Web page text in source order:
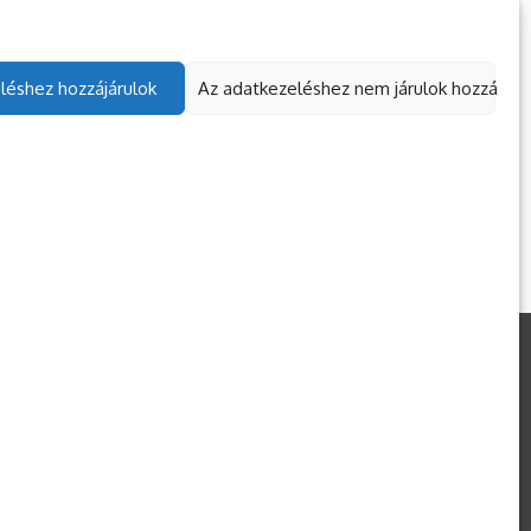
hozzájárulok Az adatkezeléshez nem járulok hozzá